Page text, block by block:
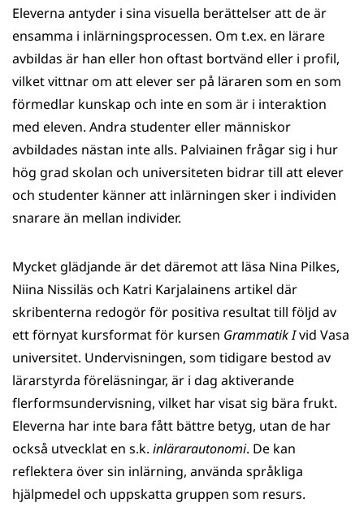
Eleverna antyder i sina visuella berättelser att de är
ensamma i inlärningsprocessen. Om t.ex. en lärare
avbildas är han eller hon oftast bortvänd eller i profil,
vilket vittnar om att elever ser på läraren som en som
förmedlar kunskap och inte en som är i interaktion
med eleven. Andra studenter eller människor
avbildades nästan inte alls. Palviainen frågar sig i hur
hög grad skolan och universiteten bidrar till att elever
och studenter känner att inlärningen sker i individen
snarare än mellan individer.
Mycket glädjande är det däremot att läsa Nina Pilkes,
Niina Nissiläs och Katri Karjalainens artikel där
skribenterna redogör för positiva resultat till följd av
ett förnyat kursformat för kursen Grammatik Ivid Vasa
universitet. Undervisningen, som tidigare bestod av
lärarstyrda föreläsningar, är i dag aktiverande
flerformsundervisning, vilket har visat sig bära frukt.
Eleverna har inte bara fått bättre betyg, utan de har
också utvecklat en s.k. inlärarautonomi. De kan
reflektera över sin inlärning, använda språkliga
hjälpmedel och uppskatta gruppen som resurs.